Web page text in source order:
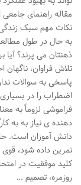
مقاله راهنمای
نکات مهم سبک زندگی
به حال در طول
ذهنتان می پرند؟
تلاش فراوان،
پاسخی به سوالات
اضطراب را در بسیاری
فراموشی لزوماً به
دهنده ی نیاز به به
دانش آموزان است.
تمرین داده شود، قوی
کلید موفقیت در
روزمره، تصمیم …